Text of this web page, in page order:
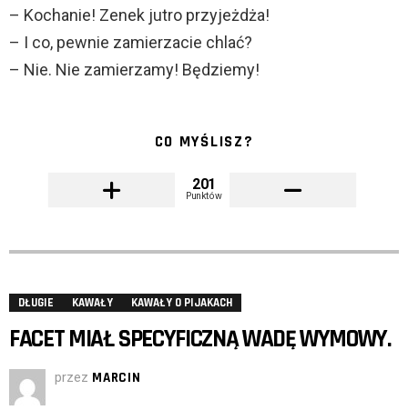
– Kochanie! Zenek jutro przyjeżdża!
– I co, pewnie zamierzacie chlać?
– Nie. Nie zamierzamy! Będziemy!
CO MYŚLISZ?
201
Punktów
DŁUGIE KAWAŁY KAWAŁY O PIJAKACH
FACET MIAŁ SPECYFICZNĄ WADĘ WYMOWY.
przez MARCIN